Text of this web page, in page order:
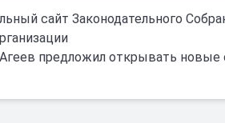
сайт Законодательного
предложил открывать новые